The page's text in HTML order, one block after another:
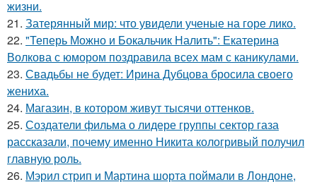
жизни.
21. Затерянный мир: что увидели ученые на горе лико.
22. "Теперь Можно и Бокальчик Налить": Екатерина
Волкова с юмором поздравила всех мам с каникулами.
23. Свадьбы не будет: Ирина Дубцова бросила своего
жениха.
24. Магазин, в котором живут тысячи оттенков.
25. Создатели фильма о лидере группы сектор газа
рассказали, почему именно Никита кологривый получил
главную роль.
26. Мэрил стрип и Мартина шорта поймали в Лондоне,